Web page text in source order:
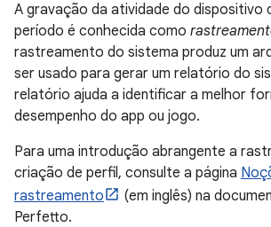
A gravação da atividade do dispositivo
período é conhecida como
rastreamento do sistema produz um
ser usado para gerar um relatório do
relatório ajuda a identificar a melhor
desempenho do app ou jogo.
Para uma introdução abrangente a
criação de perfil, consulte a página
rastreamento
(em inglês) na
Perfetto.